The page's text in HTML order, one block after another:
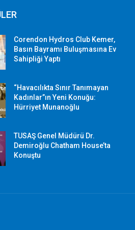
Corendon Hydros Club Kemer,
Basın Bayramı Buluşmasına Ev
Sahipliği Yaptı
“Havacılıkta Sınır Tanımayan
Kadınlar”ın Yeni Konuğu:
Hürriyet Munanoğlu
TUSAŞ Genel Müdürü Dr.
Demiroğlu Chatham House’ta
Konuştu